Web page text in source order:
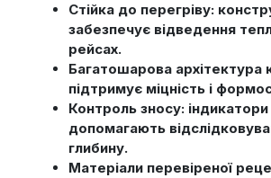
Стійка до перегріву:
забезпечує відведення
рейсах.
Багатошарова архітектура
підтримує міцність і
Контроль зносу:
допомагають
глибину.
Матеріали перевіреної